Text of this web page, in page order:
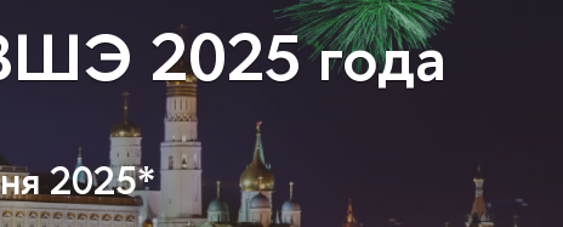
2025 года
2025*